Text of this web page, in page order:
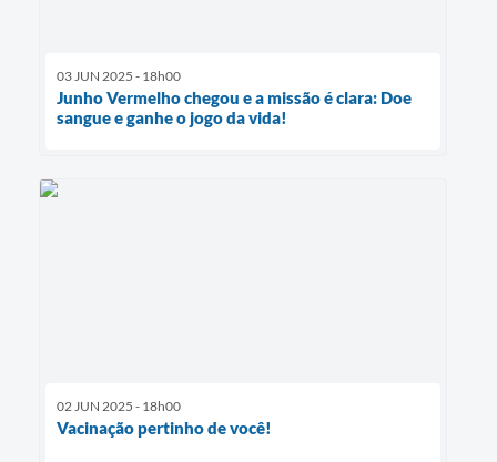
03 JUN 2025 - 18h00
Junho Vermelho chegou e a missão é clara: Doe
sangue e ganhe o jogo da vida!
02 JUN 2025 - 18h00
Vacinação pertinho de você!